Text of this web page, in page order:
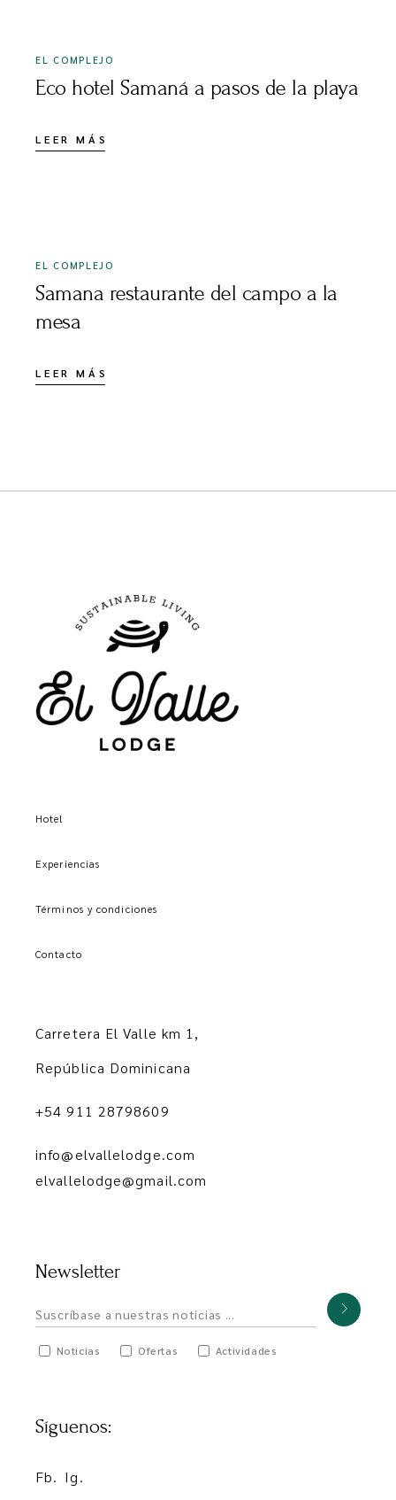
EL COMPLEJO
Eco hotel Samaná a pasos de la playa
LEER MÁS
EL COMPLEJO
Samana restaurante del campo a la
mesa
LEER MÁS
Hotel
Experiencias
Términos y condiciones
Contacto
Carretera El Valle km 1,
República Dominicana
+54 911 28798609
info@elvallelodge.com
elvallelodge@gmail.com
Newsletter
Noticias Ofertas Actividades
Síguenos:
Fb. Ig.